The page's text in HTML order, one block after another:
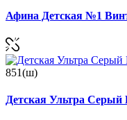
Афина Детская №1
851(ш)
Детская Ультра